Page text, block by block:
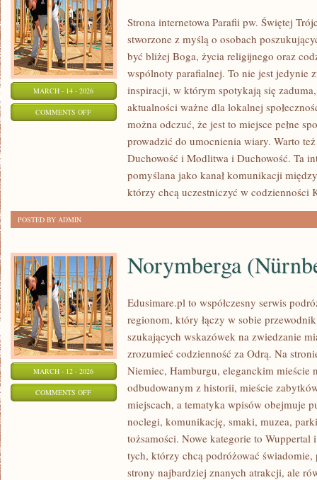
MARCH - 14 - 2026
COMMENTS OFFON
Strona internetowa Parafii pw. Świętej
stworzone z myślą o osobach
być bliżej Boga, życia religijnego oraz
wspólnoty parafialnej. To nie jest jedynie
inspiracji, w którym spotykają się
aktualności ważne dla lokalnej
można odczuć, że jest to miejsce pełne
prowadzić do umocnienia wiary. Warto
Duchowość i Modlitwa i Duchowość. Ta
pomyślana jako kanał komunikacji
którzy chcą uczestniczyć w codzienności
POSTED BY ADMIN
MARCH - 12 - 2026
COMMENTS OFFON
NORYMBERGA
(NÜRNBERG/NUREMBERG)
Norymberga
Edusimare.pl to współczesny serwis
regionom, który łączy w sobie
szukających wskazówek na zwiedzanie
zrozumieć codzienność za Odrą. Na
Niemiec, Hamburgu, eleganckim mieście
odbudowanym z historii, mieście
miejscach, a tematyka wpisów obejmuje
noclegi, komunikację, smaki, muzea,
tożsamości. Nowe kategorie to Wuppertal
tych, którzy chcą podróżować
strony najbardziej znanych atrakcji, ale